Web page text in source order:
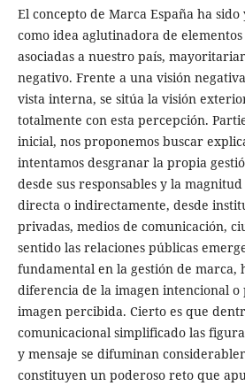
El concepto de Marca España ha
como idea aglutinadora de
asociadas a nuestro país,
negativo. Frente a una visión
vista interna, se sitúa la visión
totalmente con esta percepción.
inicial, nos proponemos buscar
intentamos desgranar la propia
desde sus responsables y la
directa o indirectamente, desde
privadas, medios de comunicación,
sentido las relaciones públicas
fundamental en la gestión de marca,
diferencia de la imagen intencional o
imagen percibida. Cierto es que
comunicacional simplificado las
y mensaje se difuminan
constituyen un poderoso reto que